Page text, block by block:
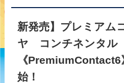
新発売】プレミアム
ヤ コンチネンタル
《PremiumContact6
始！